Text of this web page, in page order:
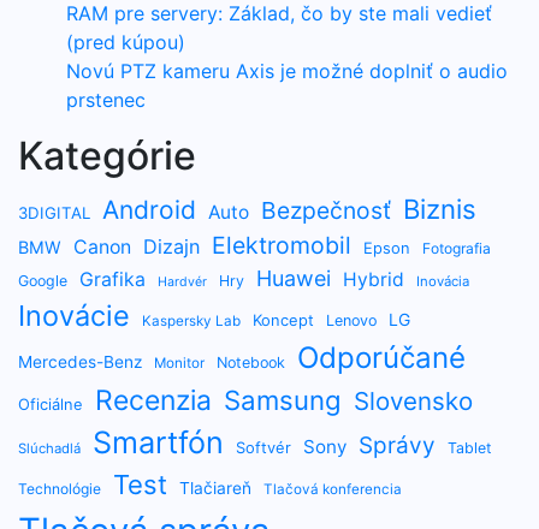
RAM pre servery: Základ, čo by ste mali vedieť
(pred kúpou)
Novú PTZ kameru Axis je možné doplniť o audio
prstenec
Kategórie
3DIGITAL Android Auto Bezpečnosť Biznis
BMW Canon Dizajn Elektromobil Epson
Fotografia
Google
Grafika Hardvér Hry Huawei Hybrid Inovácia
Inovácie Kaspersky Lab Koncept Lenovo LG
Mercedes-Benz Monitor Notebook Odporúčané
Oficiálne Recenzia Samsung Slovensko
Slúchadlá Smartfón Softvér Sony Správy Tablet
Technológie Test Tlačiareň Tlačová konferencia